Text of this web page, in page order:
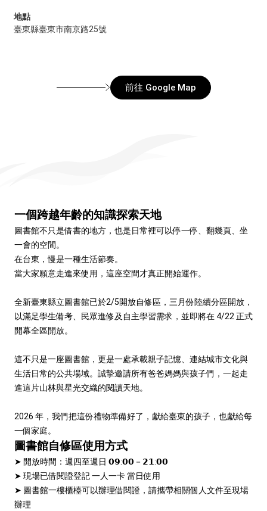
地點
臺東縣臺東市南京路25號
前往 Google Map
一個跨越年齡的知識探索天地
圖書館不只是借書的地方，也是日常裡可以停一停、翻幾頁、坐
一會的空間。
在台東，慢是一種生活節奏。
當大家願意走進來使用，這座空間才真正開始運作。
全新臺東縣立圖書館已於2/5開放自修區，三月份陸續分區開放，
以滿足學生備考、民眾進修及自主學習需求，並即將在 4/22 正式
開幕全區開放。
這不只是一座圖書館，更是一處承載親子記憶、連結城市文化與
生活日常的公共場域。誠摯邀請所有爸爸媽媽與孩子們，一起走
進這片山林與星光交織的閱讀天地。
2026 年，我們把這份禮物準備好了，獻給臺東的孩子，也獻給每
一個家庭。
圖書館自修區使用方式
➤ 開放時間：週四至週日 𝟬𝟵:𝟬𝟬－𝟮𝟭:𝟬𝟬
➤ 現場已借閱證登記 一人一卡 當日使用
➤ 圖書館一樓櫃檯可以辦理借閱證，請攜帶相關個人文件至現場
辦理